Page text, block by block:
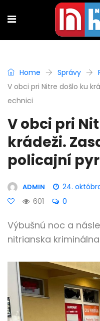
Home Správy
V obci pri Nitre došlo ku
echnici
V obci pri
krádeži.
policajní
ADMIN
24.
601
0
Výbušnú noc a
nitrianska